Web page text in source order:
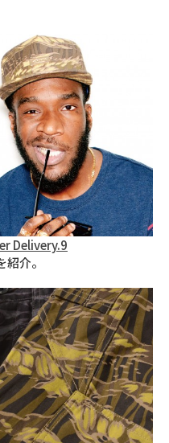
Delivery.9
介。